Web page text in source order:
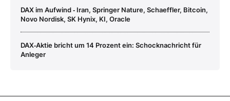
DAX im Aufwind ‑ Iran, Springer Nature, Schaeffler, Bitcoin,
Novo Nordisk, SK Hynix, KI, Oracle
DAX‑Aktie bricht um 14 Prozent ein: Schocknachricht für
Anleger